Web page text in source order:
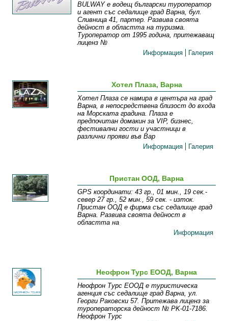
BULWAY е водещ български туроператор
и агент със седалище град Варна, бул.
Сливница 41, партер. Развива своята
дейност в областта на туризма.
Туроператор от 1995 година, притежаващ
лиценз №
Информация
Галерия
Хотел Плаза, Варна
Хотел Плаза се намира в центъра на град
Варна, в непосредствена близост до входа
на Морската градина. Плаза е
предпочитан домакин за VIP, бизнес,
фестивални гости и участници в
различни прояви във Вар
Информация
Галерия
Пристан ООД, Варна
GPS координати: 43 гр., 01 мин., 19 сек.-
север 27 гр., 52 мин., 59 сек. - изток.
Пристан ООД е фирма със седалище град
Варна. Развива своята дейност в
областта на
Информация
Неофрон Турс ЕООД, Варна
Неофрон Турс ЕООД е туристическа
агенция със седалище град Варна, ул.
Георги Раковски 57. Притежава лиценз за
туроператорска дейност № PK-01-7186.
Неофрон Турс